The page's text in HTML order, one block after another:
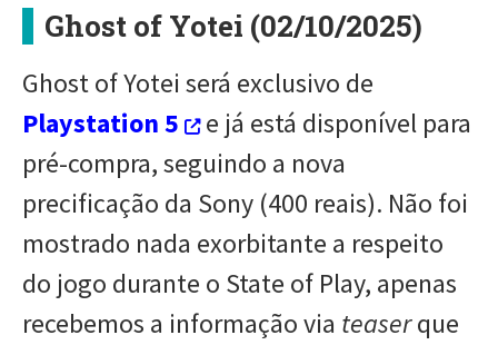
Ghost of Yotei (02/10/2025)
Ghost of Yotei será exclusivo de
Playstation 5
e já está disponível para
pré-compra, seguindo a nova
precificação da Sony (400 reais). Não foi
mostrado nada exorbitante a respeito
do jogo durante o State of Play, apenas
recebemos a informação via teaserque